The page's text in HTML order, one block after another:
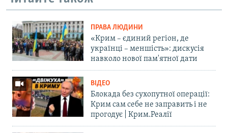
ПРАВА ЛЮДИНИ
«Крим – єдиний регіон, де
українці – меншість»: дискусія
навколо нової пам'ятної дати
ВІДЕО
Блокада без сухопутної операції:
Крим сам себе не заправить і не
прогодує | Крим.Реалії